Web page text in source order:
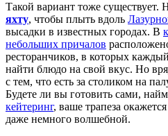
Такой вариант тоже существует.
яхту, чтобы плыть вдоль
высадки в известных городах. В
небольших причалов
ресторанчиков, в которых
найти блюдо на свой вкус. Но
с тем, что есть за столиком на
Будете ли вы готовить сами,
кейтеринг, ваше трапеза
даже немного волшебной.